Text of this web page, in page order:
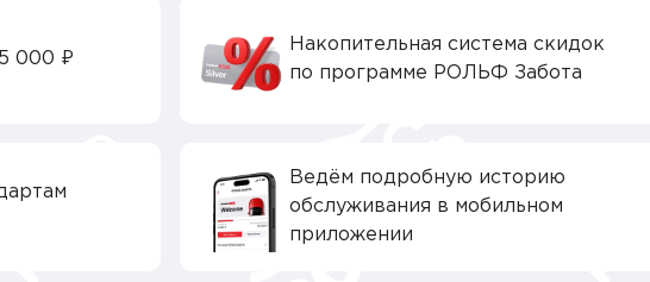
000 ₽
Накопительная система скидок
по программе РОЛЬФ Забота
Ведём подробную историю
обслуживания в мобильном
приложении